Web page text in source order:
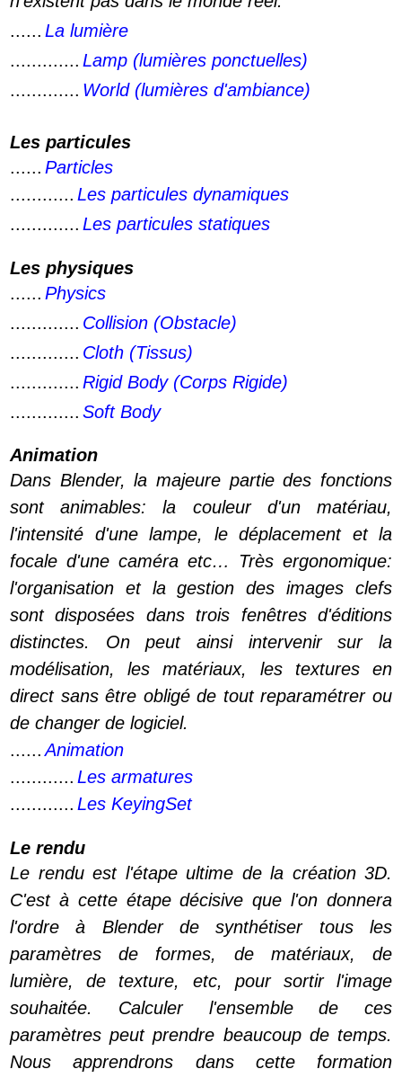
...... La lumière
............. Lamp (lumières ponctuelles)
............. World (lumières d'ambiance)
Les particules
...... Particles
............ Les particules dynamiques
............. Les particules statiques
Les physiques
...... Physics
............. Collision (Obstacle)
............. Cloth (Tissus)
............. Rigid Body (Corps Rigide)
............. Soft Body
Animation
Dans Blender, la majeure partie des fonctions
sont animables: la couleur d'un matériau,
l'intensité d'une lampe, le déplacement et la
focale d'une caméra etc… Très ergonomique:
l'organisation et la gestion des images clefs
sont disposées dans trois fenêtres d'éditions
distinctes. On peut ainsi intervenir sur la
modélisation, les matériaux, les textures en
direct sans être obligé de tout reparamétrer ou
de changer de logiciel.
...... Animation
............ Les armatures
............ Les KeyingSet
Le rendu
Le rendu est l'étape ultime de la création 3D.
C'est à cette étape décisive que l'on donnera
l'ordre à Blender de synthétiser tous les
paramètres de formes, de matériaux, de
lumière, de texture, etc, pour sortir l'image
souhaitée. Calculer l'ensemble de ces
paramètres peut prendre beaucoup de temps.
Nous apprendrons dans cette formation